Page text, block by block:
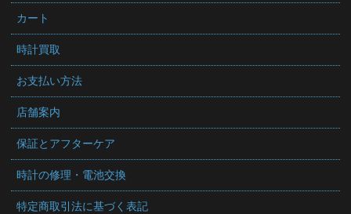
カート
時計買取
お支払い方法
店舗案内
保証とアフターケア
時計の修理・電池交換
特定商取引法に基づく表記